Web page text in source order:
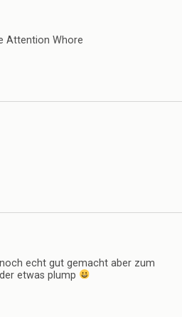
Attention Whore
echt gut gemacht aber zum
etwas plump